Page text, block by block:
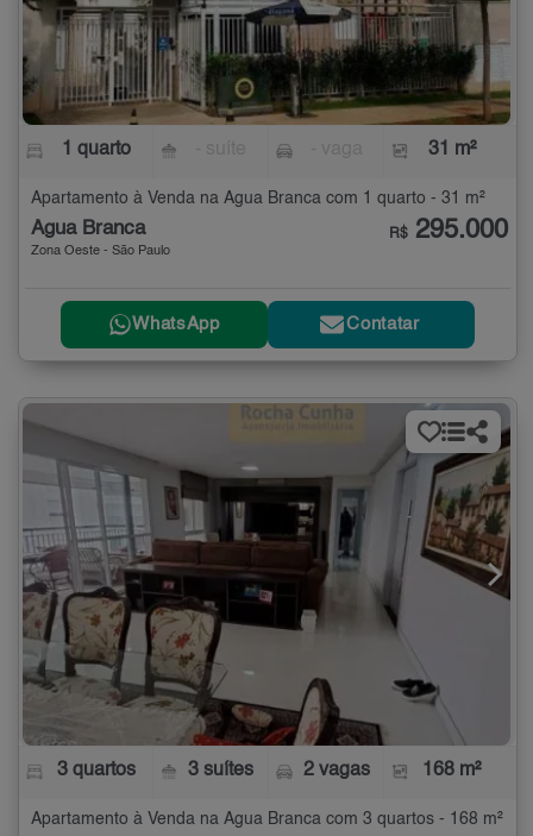
1 quarto 31 m²
Apartamento à Venda na Água Branca com 1 quarto - 31 m²
Água Branca
Zona Oeste - São Paulo
R$ 295.000
WhatsApp Contatar
3 quartos 3 suítes 2 vagas 168 m²
Apartamento à Venda na Água Branca com 3 quartos - 168 m²